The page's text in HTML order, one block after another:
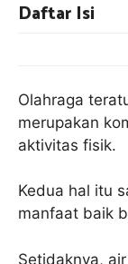
Olahraga
merupakan
aktivitas fisik.
Kedua hal itu
manfaat baik
Setidaknya,
Daftar Isi